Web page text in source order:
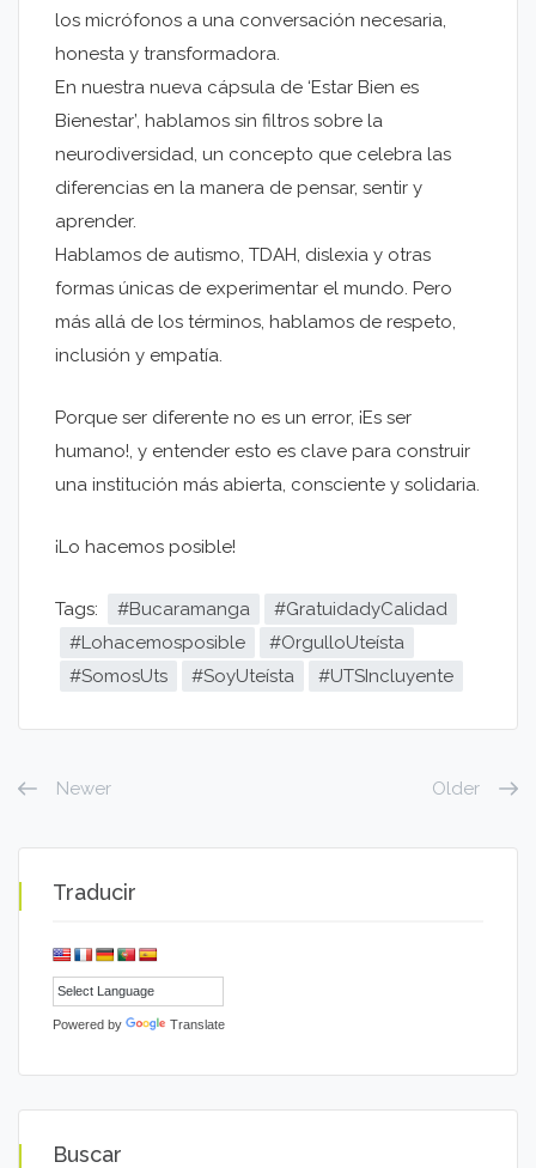
los micrófonos a una conversación necesaria,
honesta y transformadora.
En nuestra nueva cápsula de ‘Estar Bien es
Bienestar’, hablamos sin filtros sobre la
neurodiversidad, un concepto que celebra las
diferencias en la manera de pensar, sentir y
aprender.
Hablamos de autismo, TDAH, dislexia y otras
formas únicas de experimentar el mundo. Pero
más allá de los términos, hablamos de respeto,
inclusión y empatía.
Porque ser diferente no es un error, ¡Es ser
humano!, y entender esto es clave para construir
una institución más abierta, consciente y solidaria.
¡Lo hacemos posible!
Tags: #Bucaramanga
#GratuidadyCalidad
#Lohacemosposible
#OrgulloUteísta
#SomosUts
#SoyUteísta #UTSIncluyente
Newer Older
Traducir
Powered by Translate
Buscar